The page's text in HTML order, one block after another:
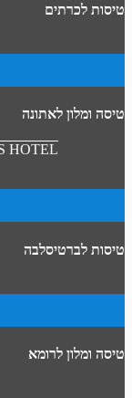
טיסות לכרתים
טיסה ומלון לאתונה
HOTEL
טיסות לברטיסלבה
טיסה ומלון לרומא